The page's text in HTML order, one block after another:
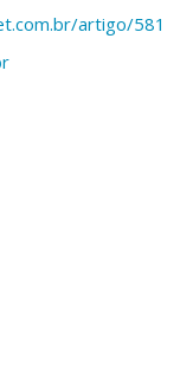
artigo/581